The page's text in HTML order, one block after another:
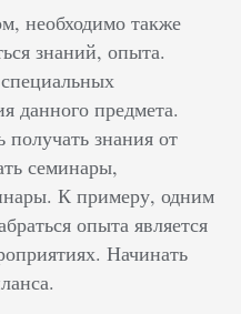
необходимо также
знаний, опыта.
данного предмета.
знания от
семинары,
К примеру, одним
опыта является
Начинать